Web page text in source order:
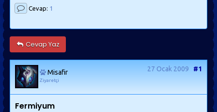
Cevap: 1
Cevap Yaz
Misafir
Ziyaretçi
27 Ocak 2009 #1
Fermiyum